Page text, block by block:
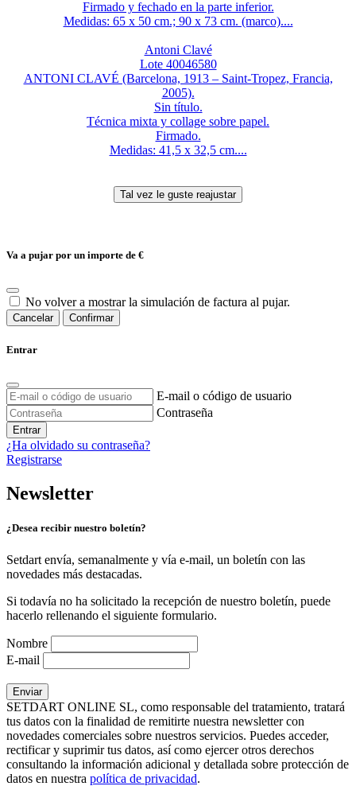
Firmado y fechado en la parte inferior.
Medidas: 65 x 50 cm.; 90 x 73 cm. (marco)....
Antoni Clavé
Lote 40046580
ANTONI CLAVÉ (Barcelona, 1913 – Saint-Tropez, Francia,
2005).
Sin título.
Técnica mixta y collage sobre papel.
Firmado.
Medidas: 41,5 x 32,5 cm....
Va a pujar por un importe de €
No volver a mostrar la simulación de factura al pujar.
Cancelar Confirmar
Entrar
E-mail o código de usuario
Contraseña
Entrar
¿Ha olvidado su contraseña?
Registrarse
Newsletter
¿Desea recibir nuestro boletín?
Setdart envía, semanalmente y vía e-mail, un boletín con las
novedades más destacadas.
Si todavía no ha solicitado la recepción de nuestro boletín, puede
hacerlo rellenando el siguiente formulario.
Nombre
E-mail
SETDART ONLINE SL, como responsable del tratamiento, tratará
tus datos con la finalidad de remitirte nuestra newsletter con
novedades comerciales sobre nuestros servicios. Puedes acceder,
rectificar y suprimir tus datos, así como ejercer otros derechos
consultando la información adicional y detallada sobre protección de
datos en nuestra política de privacidad.